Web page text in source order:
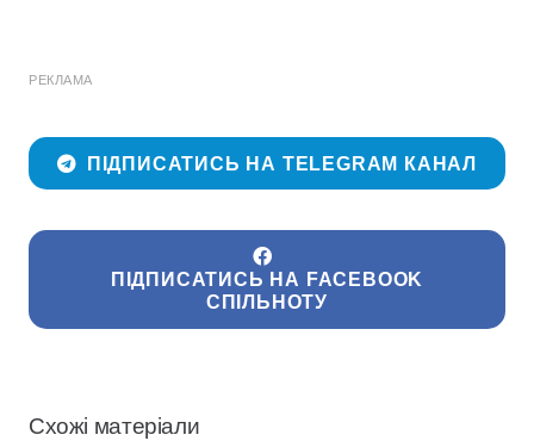
РЕКЛАМА
ПІДПИСАТИСЬ НА TELEGRAM КАНАЛ
ПІДПИСАТИСЬ НА FACEBOOK
СПІЛЬНОТУ
Схожі матеріали